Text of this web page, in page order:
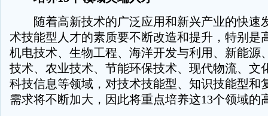
随着高新技术的广泛应用和新兴产业的快速
术技能型人才的素质要不断改造和提升，特别是
机电技术、生物工程、海洋开发与利用、新能源
技术、农业技术、节能环保技术、现代物流、文
科技信息等领域，对技术技能型、知识技能型和
需求将不断加大，因此将重点培养这13个领域的